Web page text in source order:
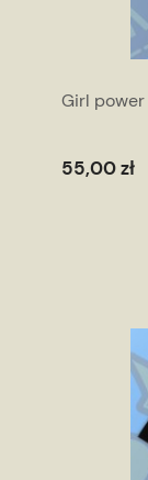
Girl power
55,00 zł